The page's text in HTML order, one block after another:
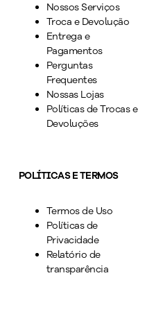
Nossos Serviços
Troca e Devolução
Entrega e
Pagamentos
Perguntas
Frequentes
Nossas Lojas
Políticas de Trocas e
Devoluções
POLÍTICAS E TERMOS
Termos de Uso
Políticas de
Privacidade
Relatório de
transparência